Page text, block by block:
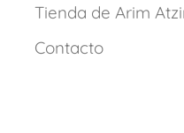
Tienda de Arim
Contacto